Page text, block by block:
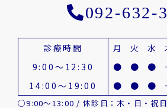
092-632-
診療時間 月 火 水
9:00～12:30
● ● ●
14:00～19:00
● ● ●
○9:00～13:00 / 休診日：木・日・祝日